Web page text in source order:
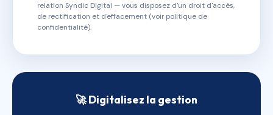
relation Syndic Digital — vous disposez d'un droit d'accès,
de rectification et d'effacement (voir politique de
confidentialité).
🚀 Digitalisez la gestion